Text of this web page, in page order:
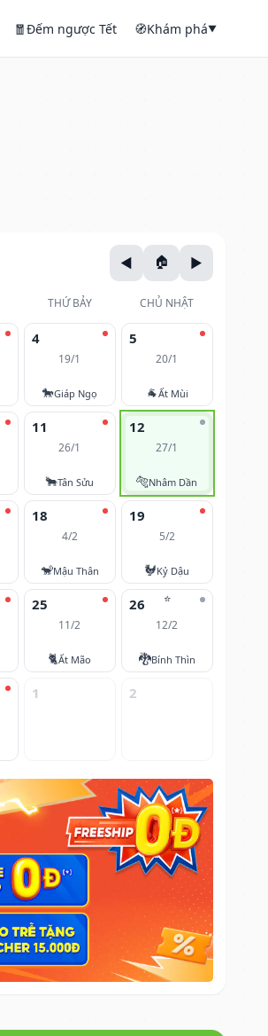
🧧Đếm ngược Tết 🧭Khám phá▼
THỨ BẢY CHỦ NHẬT
4
19/1
🐎Giáp Ngọ
5
20/1
🐐Ất Mùi
11
26/1
🐂Tân Sửu
12
27/1
🐅Nhâm Dần
18
4/2
🐒Mậu Thân
19
5/2
🐓Kỷ Dậu
25
11/2
🐈Ất Mão
⭐
26
12/2
🐉Bính Thìn
1 2